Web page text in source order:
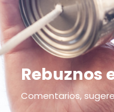
Rebuznos
Comentarios,